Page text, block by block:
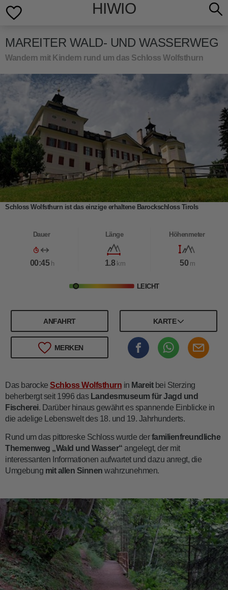
HIWIO
MAREITER WALD- UND WASSERWEG
Wandern mit Kindern rund um das Schloss Wolfsthurn
Schloss Wolfsthurn ist das einzige erhaltene Barockschloss Tirols
Dauer
00:45 h
Länge
1.8 km
Höhenmeter
50 m
LEICHT
ANFAHRT KARTE
MERKEN
Das barocke Schloss Wolfsthurn in Mareitbei Sterzing
beherbergt seit 1996 das Landesmuseum für Jagd und
Fischerei. Darüber hinaus gewährt es spannende Einblicke in
die adelige Lebenswelt des 18. und 19. Jahrhunderts.
Rund um das pittoreske Schloss wurde derfamilienfreundliche
Themenweg „Wald und Wasser“ angelegt, der mit
interessanten Informationen aufwartet und dazu anregt, die
Umgebung mit allen Sinnen wahrzunehmen.